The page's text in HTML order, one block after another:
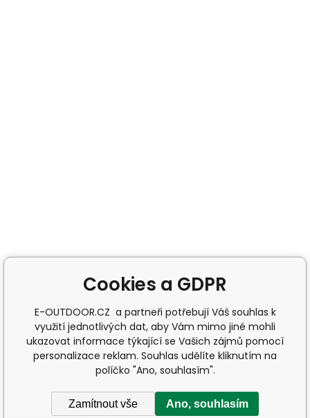
Cookies a GDPR
E-OUTDOOR.CZ a partneři potřebují Váš souhlas k
využití jednotlivých dat, aby Vám mimo jiné mohli
ukazovat informace týkající se Vašich zájmů pomocí
personalizace reklam. Souhlas udělíte kliknutím na
políčko "Ano, souhlasím".
Zamítnout vše Ano, souhlasím